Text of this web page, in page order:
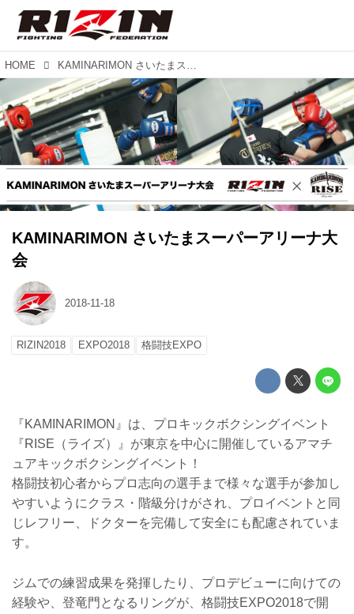
HOME KAMINARIMON さいたまスーパーアリーナ大会
KAMINARIMON さいたまスーパーアリーナ大
会
2018-11-18
RIZIN2018 EXPO2018 格闘技EXPO
『KAMINARIMON』は、プロキックボクシングイベント
『RISE（ライズ）』が東京を中心に開催しているアマチ
ュアキックボクシングイベント！
格闘技初心者からプロ志向の選手まで様々な選手が参加し
やすいようにクラス・階級分けがされ、プロイベントと同
じレフリー、ドクターを完備して安全にも配慮されていま
す。
ジムでの練習成果を発揮したり、プロデビューに向けての
経験や、登竜門となるリングが、格闘技EXPO2018で開